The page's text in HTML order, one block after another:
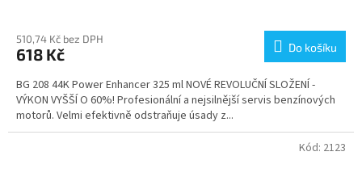
produktu
je
z
5
hvězdiček.
510,74 Kč bez DPH
618 Kč Do košíku
BG 208 44K Power Enhancer 325 ml NOVÉ REVOLUČNÍ SLOŽENÍ -
VÝKON VYŠŠÍ O 60%! Profesionální a nejsilnější servis benzínových
motorů. Velmi efektivně odstraňuje úsady z...
Kód: 2123